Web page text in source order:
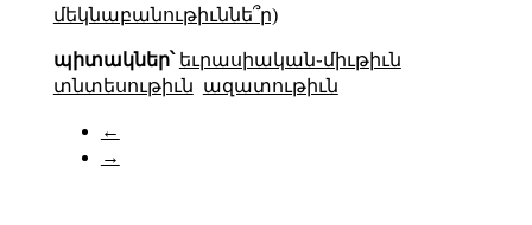
մեկնաբանութիւննե՞ր)
պիտակներ՝ եւրասիական֊միւթիւն
տնտեսութիւն ազատութիւն
←
→